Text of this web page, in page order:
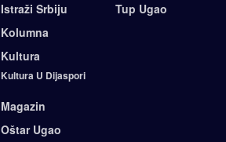
Istraži Srbiju
Kolumna
Kultura
Kultura U Dijaspori
Magazin
Oštar Ugao
Tup Ugao